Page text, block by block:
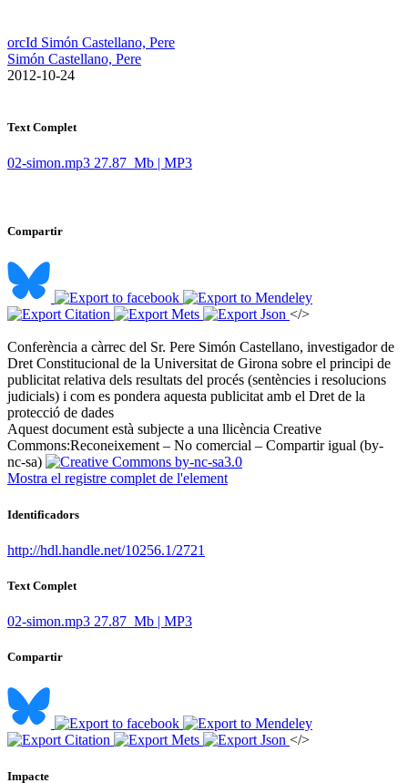
orcId Simón Castellano, Pere
Simón Castellano, Pere
​ 2012-10-24
Text Complet
02-simon.mp3 27.87 Mb | MP3
Compartir
</>
Conferència a càrrec del Sr. Pere Simón Castellano, investigador de
Dret Constitucional de la Universitat de Girona sobre el principi de
publicitat relativa dels resultats del procés (sentències i resolucions
judicials) i com es pondera aquesta publicitat amb el Dret de la
protecció de dades ​
Aquest document està subjecte a una llicència Creative
Commons:Reconeixement – No comercial – Compartir igual (by-
nc-sa)
Mostra el registre complet de l'element
Identificadors
http://hdl.handle.net/10256.1/2721
Text Complet
02-simon.mp3 27.87 Mb | MP3
Compartir
</>
Impacte